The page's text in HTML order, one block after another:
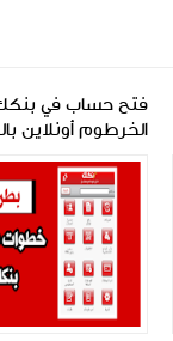
فتح حساب في
الخرطوم أونلاين